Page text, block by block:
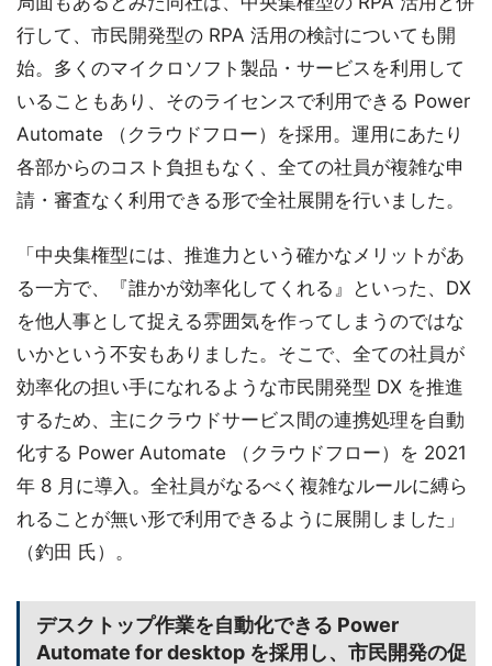
行して、市民開発型の RPA 活用の検討についても開
始。多くのマイクロソフト製品・サービスを利用して
いることもあり、そのライセンスで利用できる Power
Automate （クラウドフロー）を採用。運用にあたり
各部からのコスト負担もなく、全ての社員が複雑な申
請・審査なく利用できる形で全社展開を行いました。
「中央集権型には、推進力という確かなメリットがあ
る一方で、『誰かが効率化してくれる』といった、DX
を他人事として捉える雰囲気を作ってしまうのではな
いかという不安もありました。そこで、全ての社員が
効率化の担い手になれるような市民開発型 DX を推進
するため、主にクラウドサービス間の連携処理を自動
化する Power Automate （クラウドフロー）を 2021
年 8 月に導入。全社員がなるべく複雑なルールに縛ら
れることが無い形で利用できるように展開しました」
（釣田 氏）。
デスクトップ作業を自動化できる Power
Automate for desktop を採用し、市民開発の促